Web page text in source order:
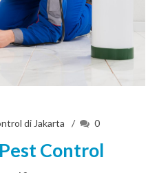
di Jakarta 0
Control